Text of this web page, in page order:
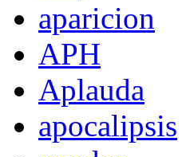
aparicion
APH
Aplauda
apocalipsis